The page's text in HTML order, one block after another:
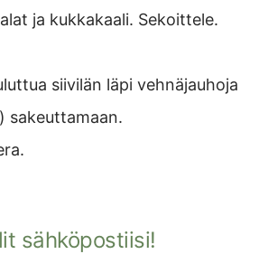
ja kukkakaali. Sekoittele.
siivilän läpi vehnäjauhoja
sakeuttamaan.
sähköpostiisi!